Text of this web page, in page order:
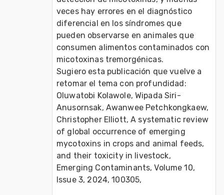
veces hay errores en el diagnóstico
diferencial en los síndromes que
pueden observarse en animales que
consumen alimentos contaminados con
micotoxinas tremorgénicas.
Sugiero esta publicación que vuelve a
retomar el tema con profundidad:
Oluwatobi Kolawole, Wipada Siri-
Anusornsak, Awanwee Petchkongkaew,
Christopher Elliott, A systematic review
of global occurrence of emerging
mycotoxins in crops and animal feeds,
and their toxicity in livestock,
Emerging Contaminants, Volume 10,
Issue 3, 2024, 100305,